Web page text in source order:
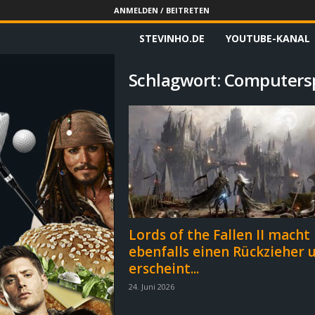
ANMELDEN / BEITRETEN
i
n
o
.
STEVINHO.DE YOUTUBE-KANAL
Schlagwort:
Lords of the Fallen II macht
ebenfalls einen Rückzieher
erscheint...
24. Juni 2026